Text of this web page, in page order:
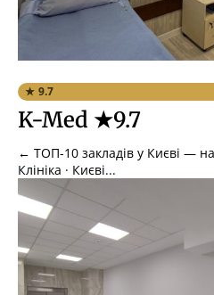
★ 9.7
K-Med ★9.7
← ТОП-10 закладів у Києві —
Клініка · Києві...